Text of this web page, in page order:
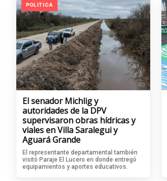
POLITICA
El senador Michlig y
autoridades de la DPV
supervisaron obras hídricas y
viales en Villa Saralegui y
Aguará Grande
El representante departamental también
visitó Paraje El Lucero en donde entregó
equipamientos y aportes educativos.